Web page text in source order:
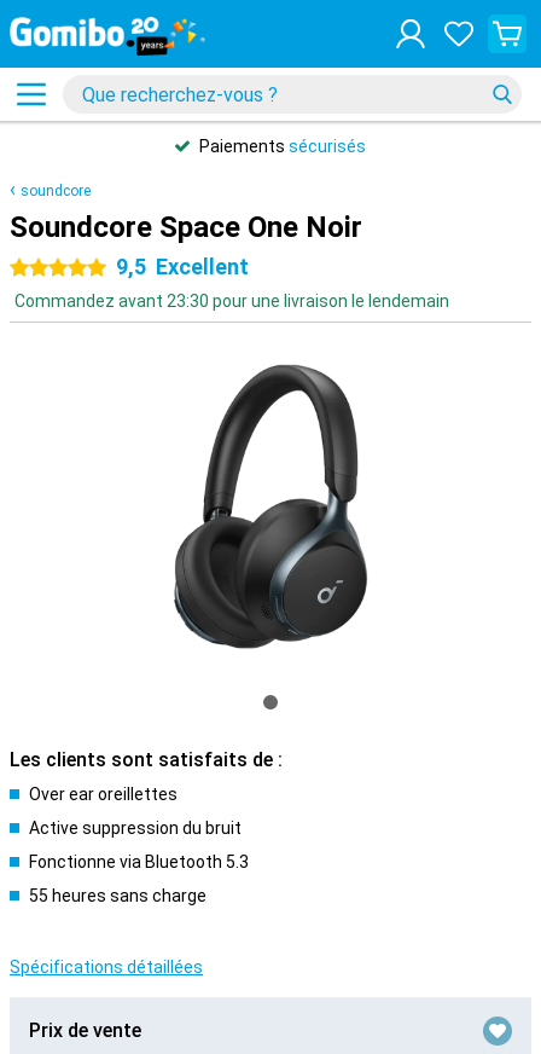
Paiements sécurisés
soundcore
Soundcore Space One Noir
5 étoiles9,5 Excellent
Commandez avant 23:30 pour une livraison le lendemain
Les clients sont satisfaits de :
Over ear oreillettes
Active suppression du bruit
Fonctionne via Bluetooth 5.3
55 heures sans charge
Spécifications détaillées
Prix de vente